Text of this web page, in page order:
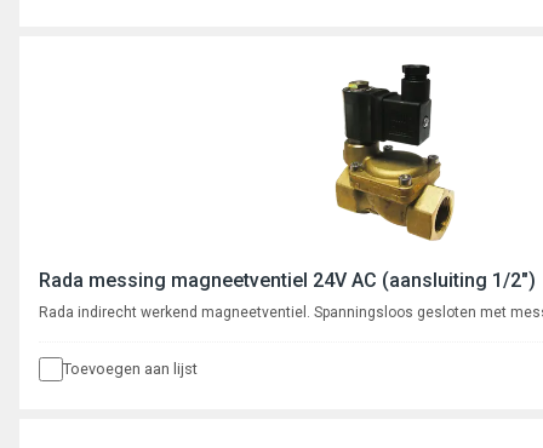
Rada messing magneetventiel 24V AC (aansluiting 1/2")
Rada indirecht werkend magneetventiel. Spanningsloos gesloten met
Toevoegen aan lijst